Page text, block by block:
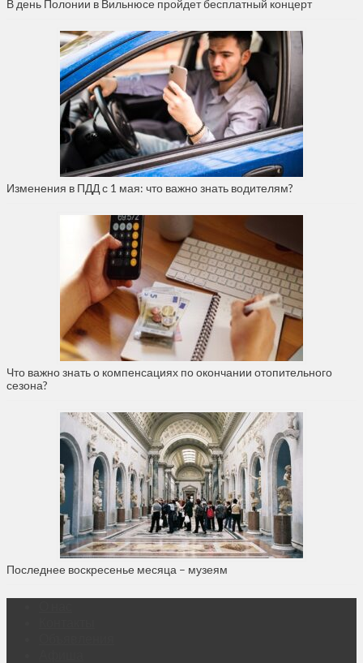
В день Полонии в Вильнюсе пройдет бесплатный концерт
Изменения в ПДД с 1 мая: что важно знать водителям?
Что важно знать о компенсациях по окончании отопительного
сезона?
Последнее воскресенье месяца – музеям